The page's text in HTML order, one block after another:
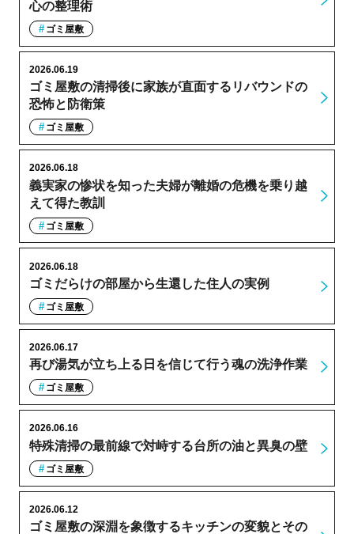
心の整理術
ゴミ屋敷
ゴミ屋敷の清掃後に家族が直面するリバウンドの
恐怖と防衛策
2026.06.19
ゴミ屋敷
義実家の惨状を知った夫婦が離婚の危機を乗り越
えて得た教訓
2026.06.18
ゴミ屋敷
ゴミだらけの部屋から生還した住人の実例
2026.06.18
ゴミ屋敷
再び湯気が立ち上る日を信じて行う魂の洗浄作業
2026.06.17
ゴミ屋敷
特殊清掃の最前線で対峙する台所の油と異臭の壁
2026.06.16
ゴミ屋敷
ゴミ屋敷の深淵を象徴するキッチンの変貌とその
2026.06.12